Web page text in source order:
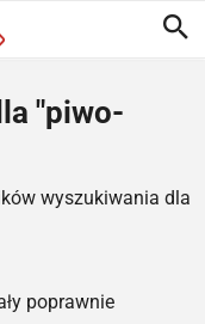
"piwo-
wyszukiwania dla
poprawnie